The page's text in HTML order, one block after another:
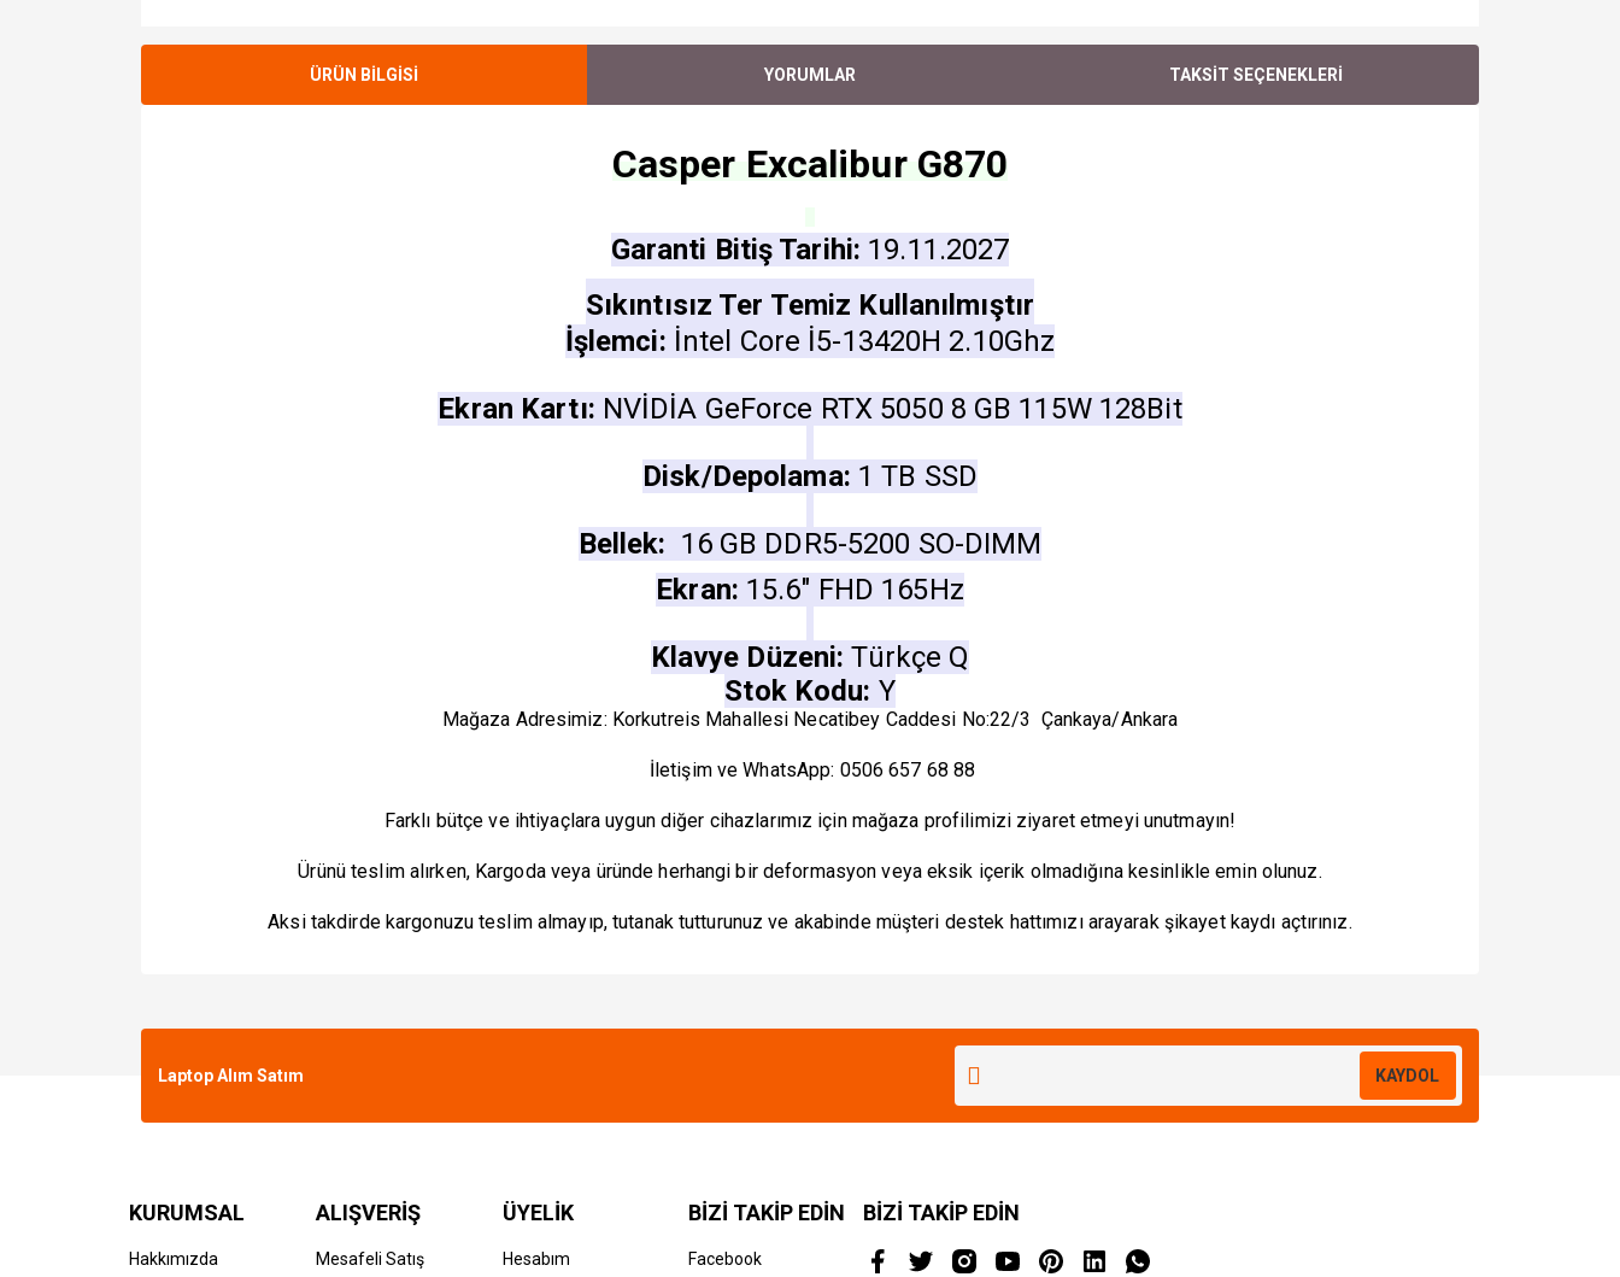
ÜRÜN BİLGİSİ YORUMLAR TAKSİT SEÇENEKLERİ
Casper Excalibur G870
Garanti Bitiş Tarihi: 19.11.2027
Sıkıntısız Ter Temiz Kullanılmıştır
İşlemci: İntel Core İ5-13420H 2.10Ghz
Ekran Kartı: NVİDİA GeForce RTX 5050 8 GB 115W 128Bit
Disk/Depolama: 1 TB SSD
Bellek: 16 GB DDR5-5200 SO-DIMM
Ekran: 15.6" FHD 165Hz
Klavye Düzeni:Türkçe Q
Stok Kodu: Y
Mağaza Adresimiz: Korkutreis Mahallesi Necatibey Caddesi No:22/3 Çankaya/Ankara
İletişim ve WhatsApp: 0506 657 68 88
Farklı bütçe ve ihtiyaçlara uygun diğer cihazlarımız için mağaza profilimizi ziyaret etmeyi unutmayın!
Ürünü teslim alırken, Kargoda veya üründe herhangi bir deformasyon veya eksik içerik olmadığına kesinlikle emin olunuz.
Aksi takdirde kargonuzu teslim almayıp, tutanak tutturunuz ve akabinde müşteri destek hattımızı arayarak şikayet kaydı açtırınız.
Laptop Alım Satım KAYDOL
KURUMSAL
Hakkımızda
ALIŞVERİŞ
Mesafeli Satış
ÜYELİK
Hesabım
BİZİ TAKİP EDİN
Facebook
BİZİ TAKİP EDİN